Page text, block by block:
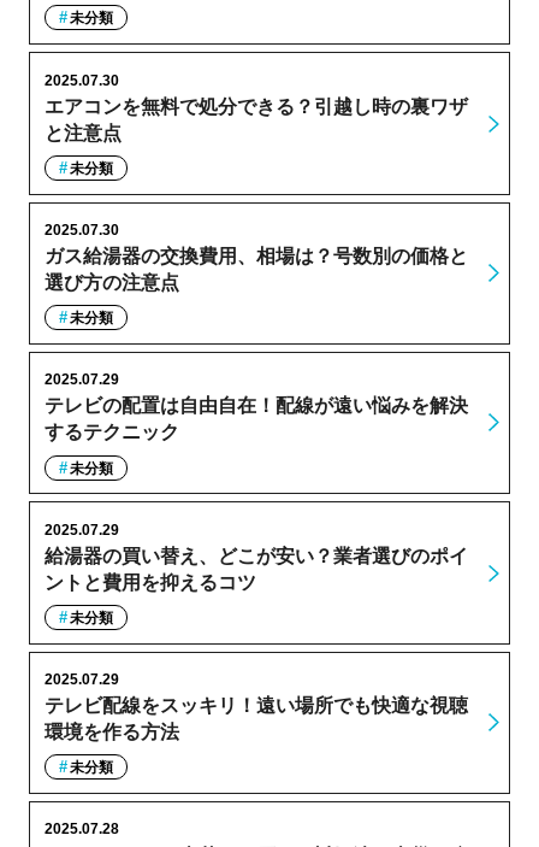
未分類
エアコンを無料で処分できる？引越し時の裏ワザ
と注意点
2025.07.30
未分類
ガス給湯器の交換費用、相場は？号数別の価格と
選び方の注意点
2025.07.30
未分類
テレビの配置は自由自在！配線が遠い悩みを解決
するテクニック
2025.07.29
未分類
給湯器の買い替え、どこが安い？業者選びのポイ
ントと費用を抑えるコツ
2025.07.29
未分類
テレビ配線をスッキリ！遠い場所でも快適な視聴
環境を作る方法
2025.07.29
未分類
2025.07.28